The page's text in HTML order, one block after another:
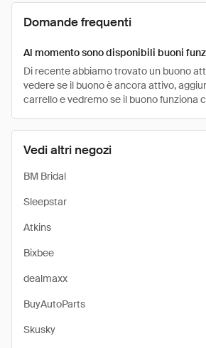
Vedi altri negozi
BM Bridal
Sleepstar
Atkins
Bixbee
dealmaxx
BuyAutoParts
Skusky
Domande frequenti
Al momento sono disponibili buoni
Di recente abbiamo trovato un buono
vedere se il buono è ancora attivo,
carrello e vedremo se il buono funziona